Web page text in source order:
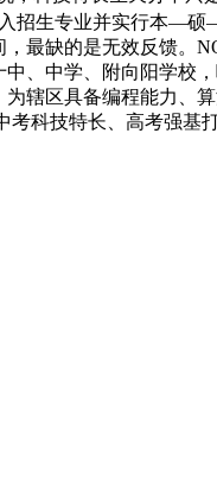
入招生专业并实行本
最缺的是无效反馈。
、中学、附向阳学校
辖区具备编程能力
科技特长、高考强基